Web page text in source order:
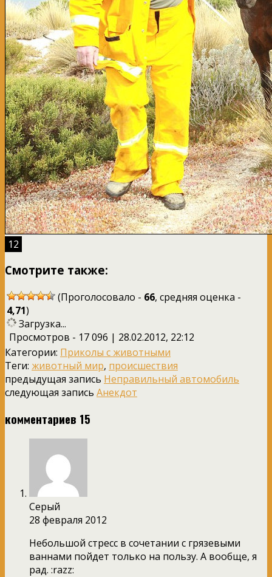
12
Смотрите также:
(Проголосовало - 66, средняя оценка -
4,71)
Загрузка...
Просмотров - 17 096 | 28.02.2012, 22:12
Категории: Приколы с животными
Теги: животный мир, происшествия
предыдущая запись Неправильный автомобиль
следующая запись Анекдот
комментариев 15
Серый
28 февраля 2012
Небольшой стресс в сочетании с грязевыми
ваннами пойдет только на пользу. А вообще, я
рад. :razz: